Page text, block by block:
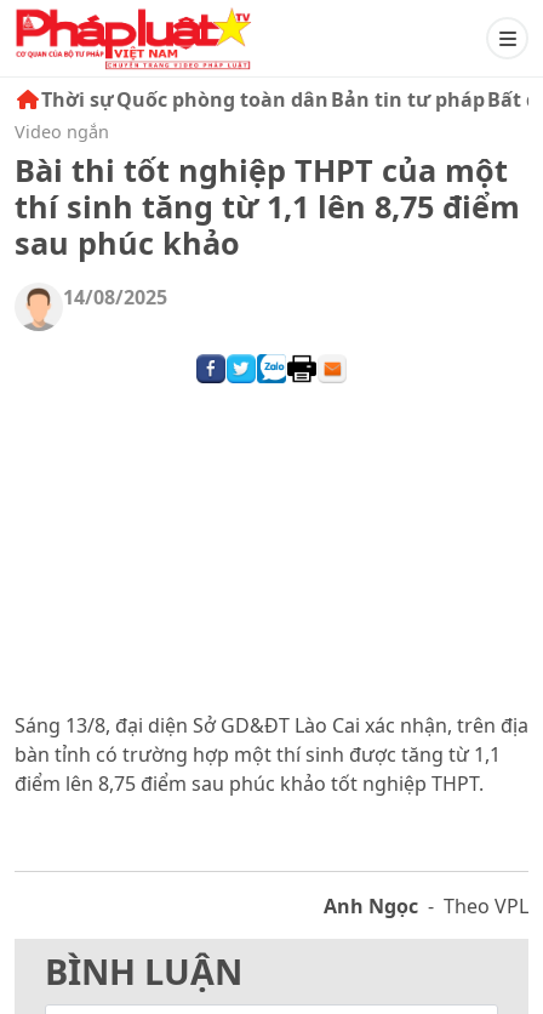
Thời sựQuốc phòng toàn dânBản tin tư phápBất
Video ngắn
Bài thi tốt nghiệp THPT của một
thí sinh tăng từ 1,1 lên 8,75 điểm
sau phúc khảo
14/08/2025
Sáng 13/8, đại diện Sở GD&ĐT Lào Cai xác nhận, trên địa
bàn tỉnh có trường hợp một thí sinh được tăng từ 1,1
điểm lên 8,75 điểm sau phúc khảo tốt nghiệp THPT.
Anh Ngọc - Theo VPL
BÌNH LUẬN